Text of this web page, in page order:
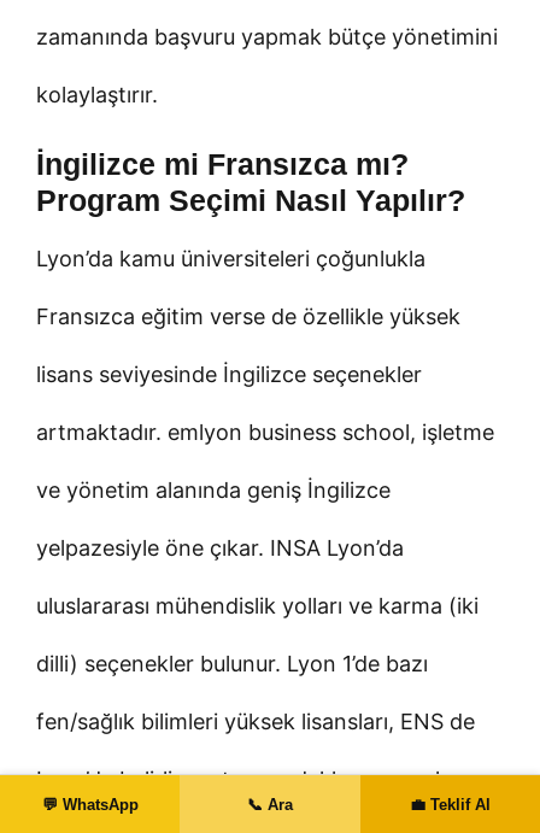
zamanında başvuru yapmak bütçe yönetimini
kolaylaştırır.
İngilizce mi Fransızca mı?
Program Seçimi Nasıl Yapılır?
Lyon’da kamu üniversiteleri çoğunlukla
Fransızca eğitim verse de özellikle yüksek
lisans seviyesinde İngilizce seçenekler
artmaktadır. emlyon business school, işletme
ve yönetim alanında geniş İngilizce
yelpazesiyle öne çıkar. INSA Lyon’da
uluslararası mühendislik yolları ve karma (iki
dilli) seçenekler bulunur. Lyon 1’de bazı
fen/sağlık bilimleri yüksek lisansları, ENS de
Lyon’da belirli araştırma odaklı programlar
💬 WhatsApp 📞 Ara 💼 Teklif Al